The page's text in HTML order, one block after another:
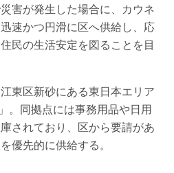
害が発生した場合に、カウネ
速かつ円滑に区へ供給し、応
民の生活安定を図ることを目
東区新砂にある東日本エリア
。同拠点には事務用品や日用
されており、区から要請があ
優先的に供給する。